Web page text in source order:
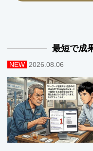
最短で成
NEW 2026.08.06